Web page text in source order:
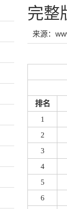
完整
来源：
排名
1
2
3
4
5
6